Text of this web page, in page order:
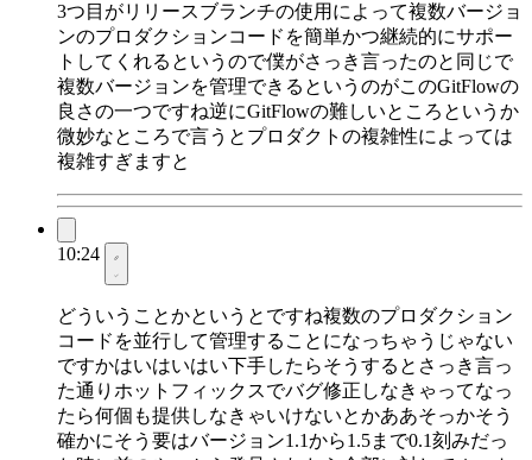
3つ目がリリースブランチの使用によって複数バージョ
ンのプロダクションコードを簡単かつ継続的にサポー
トしてくれるというので僕がさっき言ったのと同じで
複数バージョンを管理できるというのがこのGitFlowの
良さの一つですね逆にGitFlowの難しいところというか
微妙なところで言うとプロダクトの複雑性によっては
複雑すぎますと
10:24
どういうことかというとですね複数のプロダクション
コードを並行して管理することになっちゃうじゃない
ですかはいはいはい下手したらそうするとさっき言っ
た通りホットフィックスでバグ修正しなきゃってなっ
たら何個も提供しなきゃいけないとかああそっかそう
確かにそう要はバージョン1.1から1.5まで0.1刻みだっ